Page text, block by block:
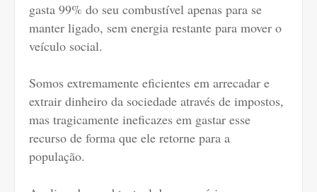
gasta 99% do seu combustível apenas para se
manter ligado, sem energia restante para mover o
veículo social.
Somos extremamente eficientes em arrecadar e
extrair dinheiro da sociedade através de impostos,
mas tragicamente ineficazes em gastar esse
recurso de forma que ele retorne para a
população.